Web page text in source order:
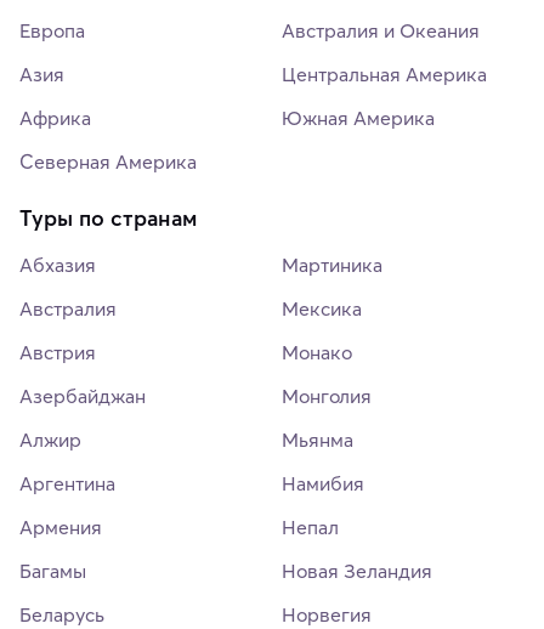
Европа
Азия
Африка
Северная Америка
Австралия и Океания
Центральная Америка
Южная Америка
Туры по странам
Абхазия
Австралия
Австрия
Азербайджан
Алжир
Аргентина
Армения
Багамы
Беларусь
Мартиника
Мексика
Монако
Монголия
Мьянма
Намибия
Непал
Новая Зеландия
Норвегия